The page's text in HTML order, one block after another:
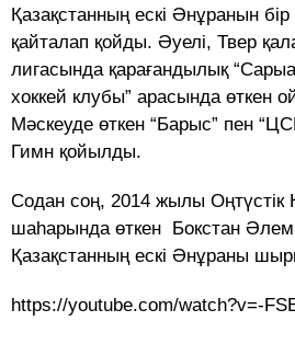
Қазақстанның ескі Әнұранын
қайталап қойды. Әуелі, Твер
лигасында қарағандылық
хоккей клубы” арасында өткен
Мәскеуде өткен “Барыс” пен
Гимн қойылды.
Содан соң, 2014 жылы Оңтүстік
шаһарында өткен Бокстан
Қазақстанның ескі Әнұраны
https://youtube.com/watch?v=-